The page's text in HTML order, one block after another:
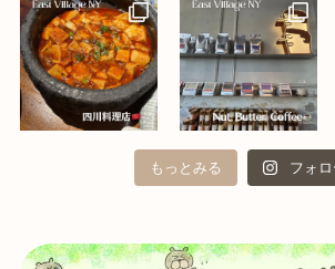
もっとみる フォロ